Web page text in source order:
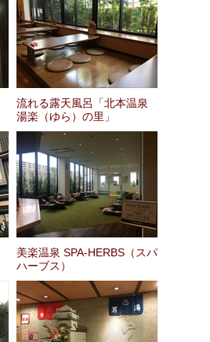
流れる露天風呂「北本温泉
湯楽（ゆら）の里」
美楽温泉 SPA-HERBS（スパ
ハーブス）